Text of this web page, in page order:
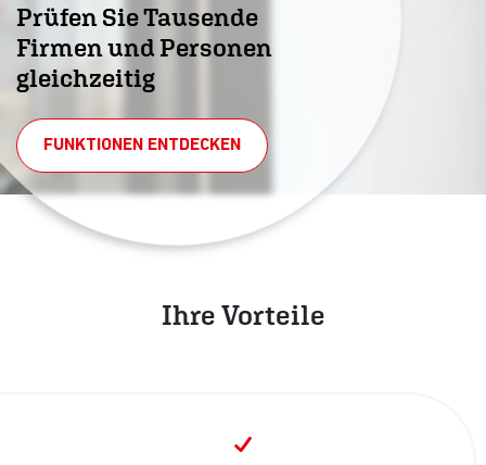
Prüfen Sie Tausende
Firmen und Personen
gleichzeitig
FUNKTIONEN ENTDECKEN
Ihre Vorteile